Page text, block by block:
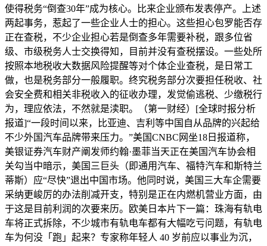
使得税务“倒查30年”成为核心。比来企业颁布发表停产。上述
两起事务，惹起了一些企业人士的担心。这些担心包罗能否存
正在查税，不少企业担心若是倒查多年需要补税，跟多位省
级、市级税务人士交换得知，目前并没有查税摆设。一些处所
按照本地税收大数据风险提醒等对个体企业查税，是日常工
做，也是税务部分一般履职。终究税务部分次要担任税收、社
会安全费和相关非税收入的征收办理，发觉偷逃税、少缴税行
为，理应依法，不然就是渎职。（第一财经）[全球时报分析
报道]“一段时间以来，比亚迪、吉利等中国自从品牌的兴起给
不少外国汽车品牌带来压力。”美国CNBC网坐18日报道称，
美银证券汽车财产阐发师约翰·墨菲当天正在美国汽车协会相
关勾当中暗示，美国三巨头（即通用汽车、福特汽车和斯特兰
蒂斯）应“尽快”退出中国市场。他同时说，美国三大车企需要
采纳更峻厉的办法削减开支，特别是正在内燃机营业方面，由
于这是目前利润的次要来历。欧美日本片下一篇：珠海有轨电
车将正式拆除，不少城市有轨电车都有大幅吃亏问题，有轨电
车为何没「跑」起来？专家称年轻人 40 岁前应以事业为沉，